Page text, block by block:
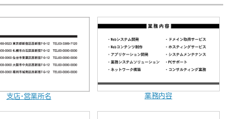
支店・営業所名 業務内容